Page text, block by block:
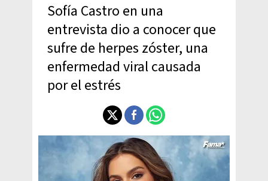
Sofía Castro en una
entrevista dio a conocer que
sufre de herpes zóster, una
enfermedad viral causada
por el estrés